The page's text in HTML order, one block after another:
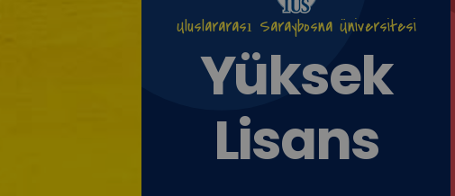
Uluslararası Saraybosna Üniversitesi
Yüksek
Lisans